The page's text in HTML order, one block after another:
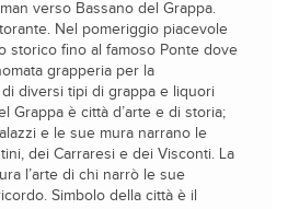
verso Bassano del Grappa.
Nel pomeriggio piacevole
storico fino al famoso Ponte dove
grapperia per la
diversi tipi di grappa e liquori
Grappa è città d’arte e di storia;
e le sue mura narrano le
dei Carraresi e dei Visconti. La
l’arte di chi narrò le sue
Simbolo della città è il